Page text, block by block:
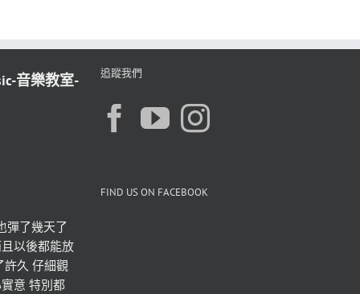
音樂教室-
彈了幾天了
以後都能放
許久 仔細觀
意 特別都
追蹤我們
FIND US ON FACEBOOK